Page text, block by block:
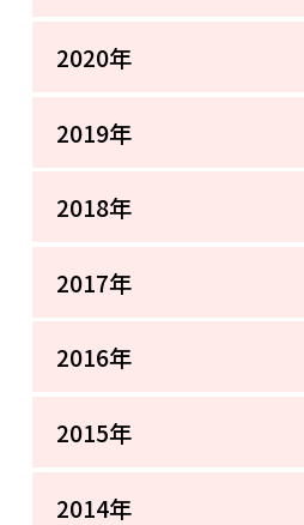
2020年
2019年
2018年
2017年
2016年
2015年
2014年